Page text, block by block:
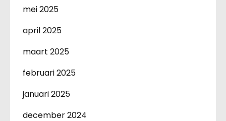
mei 2025
april 2025
maart 2025
februari 2025
januari 2025
december 2024